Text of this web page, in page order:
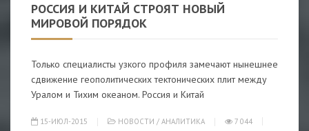
РОССИЯ И КИТАЙ СТРОЯТ НОВЫЙ
МИРОВОЙ ПОРЯДОК
Только специалисты узкого профиля замечают нынешнее
сдвижение геополитических тектонических плит между
Уралом и Тихим океаном. Россия и Китай
15-ИЮЛ-2015 НОВОСТИ / АНАЛИТИКА
7 044